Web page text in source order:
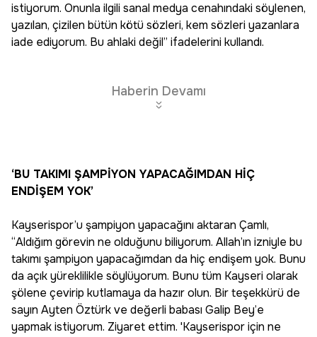
istiyorum. Onunla ilgili sanal medya cenahındaki söylenen,
yazılan, çizilen bütün kötü sözleri, kem sözleri yazanlara
iade ediyorum. Bu ahlaki değil” ifadelerini kullandı.
Haberin Devamı
‘BU TAKIMI ŞAMPİYON YAPACAĞIMDAN HİÇ
ENDİŞEM YOK’
Kayserispor’u şampiyon yapacağını aktaran Çamlı,
“Aldığım görevin ne olduğunu biliyorum. Allah’ın izniyle bu
takımı şampiyon yapacağımdan da hiç endişem yok. Bunu
da açık yüreklilikle söylüyorum. Bunu tüm Kayseri olarak
şölene çevirip kutlamaya da hazır olun. Bir teşekkürü de
sayın Ayten Öztürk ve değerli babası Galip Bey’e
yapmak istiyorum. Ziyaret ettim. 'Kayserispor için ne